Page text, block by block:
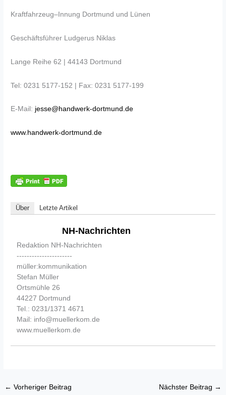
Kraftfahrzeug–Innung Dortmund und Lünen
Geschäftsführer Ludgerus Niklas
Lange Reihe 62 | 44143 Dortmund
Tel: 0231 5177-152 | Fax: 0231 5177-199
E-Mail: jesse@handwerk-dortmund.de
www.handwerk-dortmund.de
Über Letzte Artikel
NH-Nachrichten
Redaktion NH-Nachrichten
----------------------
müller:kommunikation
Stefan Müller
Ortsmühle 26
44227 Dortmund
Tel.: 0231/1371 4671
Mail: info@muellerkom.de
www.muellerkom.de
← Vorheriger Beitrag Nächster Beitrag →